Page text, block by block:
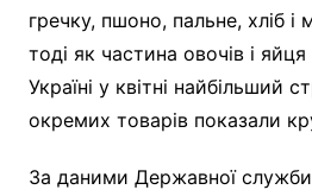
гречку, пшоно, пальне, хліб і
тоді як частина овочів і
Україні у квітні найбільший
окремих товарів показали
За даними Державної